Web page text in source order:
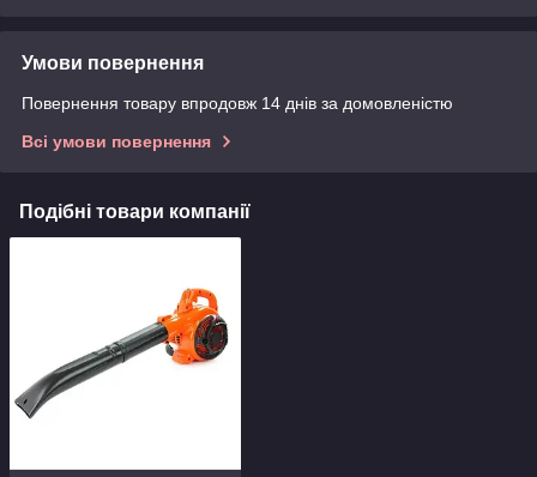
Умови повернення
Повернення товару впродовж 14 днів за домовленістю
Всі умови повернення
Подібні товари компанії